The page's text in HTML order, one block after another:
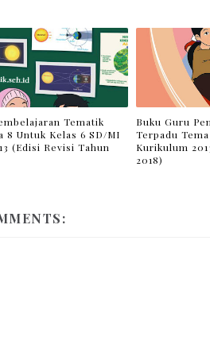
Tematik
8 Untuk Kelas 6 SD/MI
(Edisi Revisi Tahun
Buku Guru
Terpadu
Kurikulum
2018)